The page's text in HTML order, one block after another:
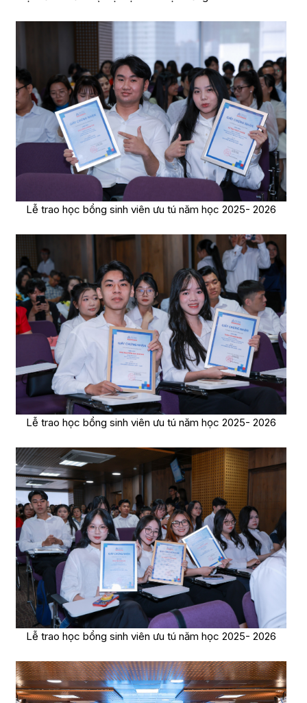
Lễ trao học bổng sinh viên ưu tú năm học 2025- 2026
Lễ trao học bổng sinh viên ưu tú năm học 2025- 2026
Lễ trao học bổng sinh viên ưu tú năm học 2025- 2026